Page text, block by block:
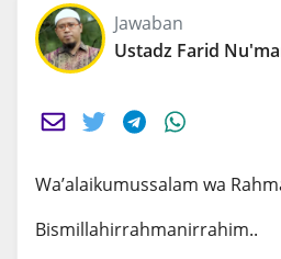
Jawaban
Ustadz Farid
Wa’alaikumussalam wa
Bismillahirrahmanirrahim..